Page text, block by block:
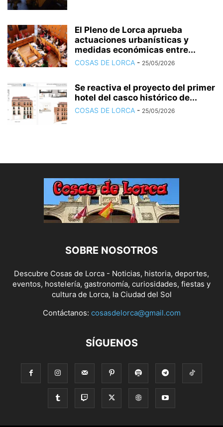
El Pleno de Lorca aprueba
actuaciones urbanísticas y
medidas económicas entre...
COSAS DE LORCA - 25/05/2026
Se reactiva el proyecto del primer
hotel del casco histórico de...
COSAS DE LORCA - 25/05/2026
SOBRE NOSOTROS
Descubre Cosas de Lorca - Noticias, historia, deportes,
eventos, hostelería, gastronomía, curiosidades, fiestas y
cultura de Lorca, la Ciudad del Sol
Contáctanos: cosasdelorca@gmail.com
SÍGUENOS